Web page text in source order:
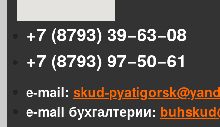
+7 (8793) 39−63−08
+7 (8793) 97−50−61
e-mail: skud-
e-mail бухгалтерии: